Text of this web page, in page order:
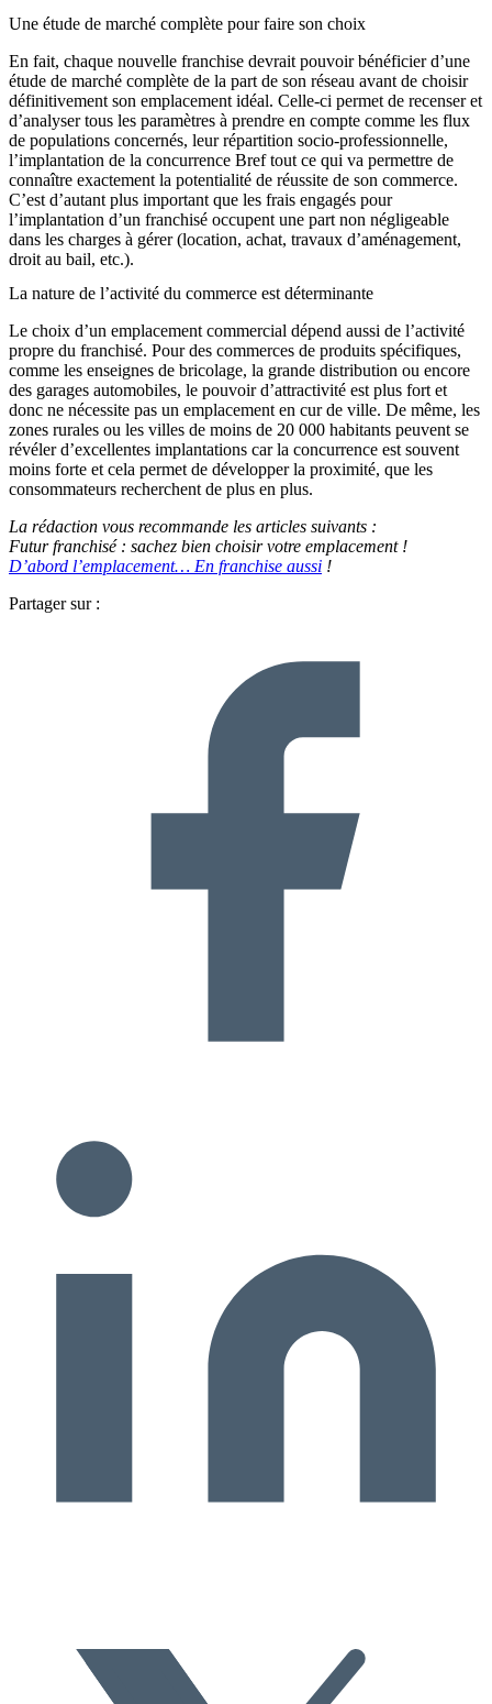
Une étude de marché complète pour faire son choix
En fait, chaque nouvelle franchise devrait pouvoir bénéficier d’une
étude de marché complète de la part de son réseau avant de choisir
définitivement son emplacement idéal. Celle-ci permet de recenser et
d’analyser tous les paramètres à prendre en compte comme les flux
de populations concernés, leur répartition socio-professionnelle,
l’implantation de la concurrence Bref tout ce qui va permettre de
connaître exactement la potentialité de réussite de son commerce.
C’est d’autant plus important que les frais engagés pour
l’implantation d’un franchisé occupent une part non négligeable
dans les charges à gérer (location, achat, travaux d’aménagement,
droit au bail, etc.).
La nature de l’activité du commerce est déterminante
Le choix d’un emplacement commercial dépend aussi de l’activité
propre du franchisé. Pour des commerces de produits spécifiques,
comme les enseignes de bricolage, la grande distribution ou encore
des garages automobiles, le pouvoir d’attractivité est plus fort et
donc ne nécessite pas un emplacement en cur de ville. De même, les
zones rurales ou les villes de moins de 20 000 habitants peuvent se
révéler d’excellentes implantations car la concurrence est souvent
moins forte et cela permet de développer la proximité, que les
consommateurs recherchent de plus en plus.
La rédaction vous recommande les articles suivants :
Futur franchisé : sachez bien choisir votre emplacement !
D’abord l’emplacement… En franchise aussi !
Partager sur :